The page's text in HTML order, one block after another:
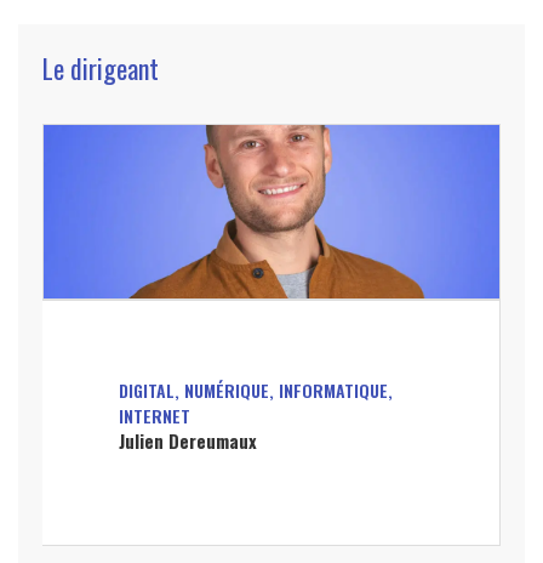
Le dirigeant
DIGITAL, NUMÉRIQUE, INFORMATIQUE,
INTERNET
Julien Dereumaux